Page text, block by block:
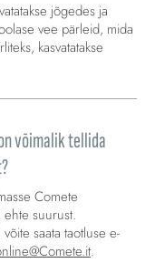
jõgedes ja
vee pärleid, mida
kasvatatakse
võimalik tellida
Comete
suurust.
saata taotluse e-
.